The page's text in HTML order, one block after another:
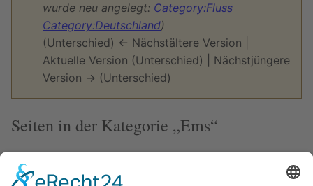
wurde neu angelegt: Category:Fluss
Category:Deutschland)
(Unterschied) ← Nächstältere Version |
Aktuelle Version (Unterschied) | Nächstjüngere
Version → (Unterschied)
Seiten in der Kategorie „Ems“
Folgende 3 Seiten sind in dieser Kategorie, von 3
insgesamt.